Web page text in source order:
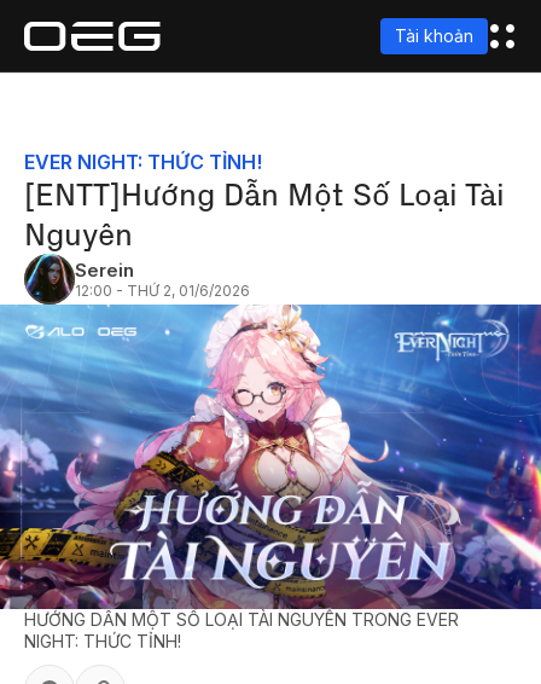
Tài khoản
EVER NIGHT: THỨC TỈNH!
[ENTT]Hướng Dẫn Một Số Loại Tài
Nguyên
Serein
12:00 - THỨ 2, 01/6/2026
HƯỚNG DẪN MỘT SỐ LOẠI TÀI NGUYÊN TRONG EVER
NIGHT: THỨC TỈNH!